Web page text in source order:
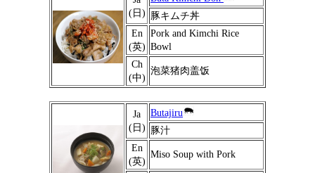
(日) 豚キムチ丼
En
(英)
Pork and Kimchi Rice
Bowl
Ch
(中)
泡菜猪肉盖饭
Ja
(日)
Butajiru
豚汁
En
(英)
Miso Soup with Pork